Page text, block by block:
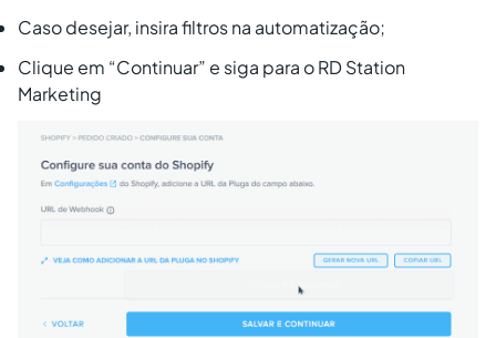
Caso desejar, insira filtros na automatização;
Clique em “Continuar” e siga para o RD Station
Marketing